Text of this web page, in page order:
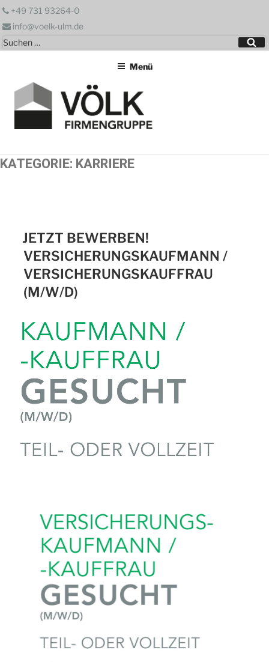
Zum
springen
+49 731 93264-0
info@voelk-ulm.de
Suchen
nach:
Menü
KATEGORIE: KARRIERE
JETZT BEWERBEN!
VERSICHERUNGSKAUFMANN /
VERSICHERUNGSKAUFFRAU
(M/W/D)